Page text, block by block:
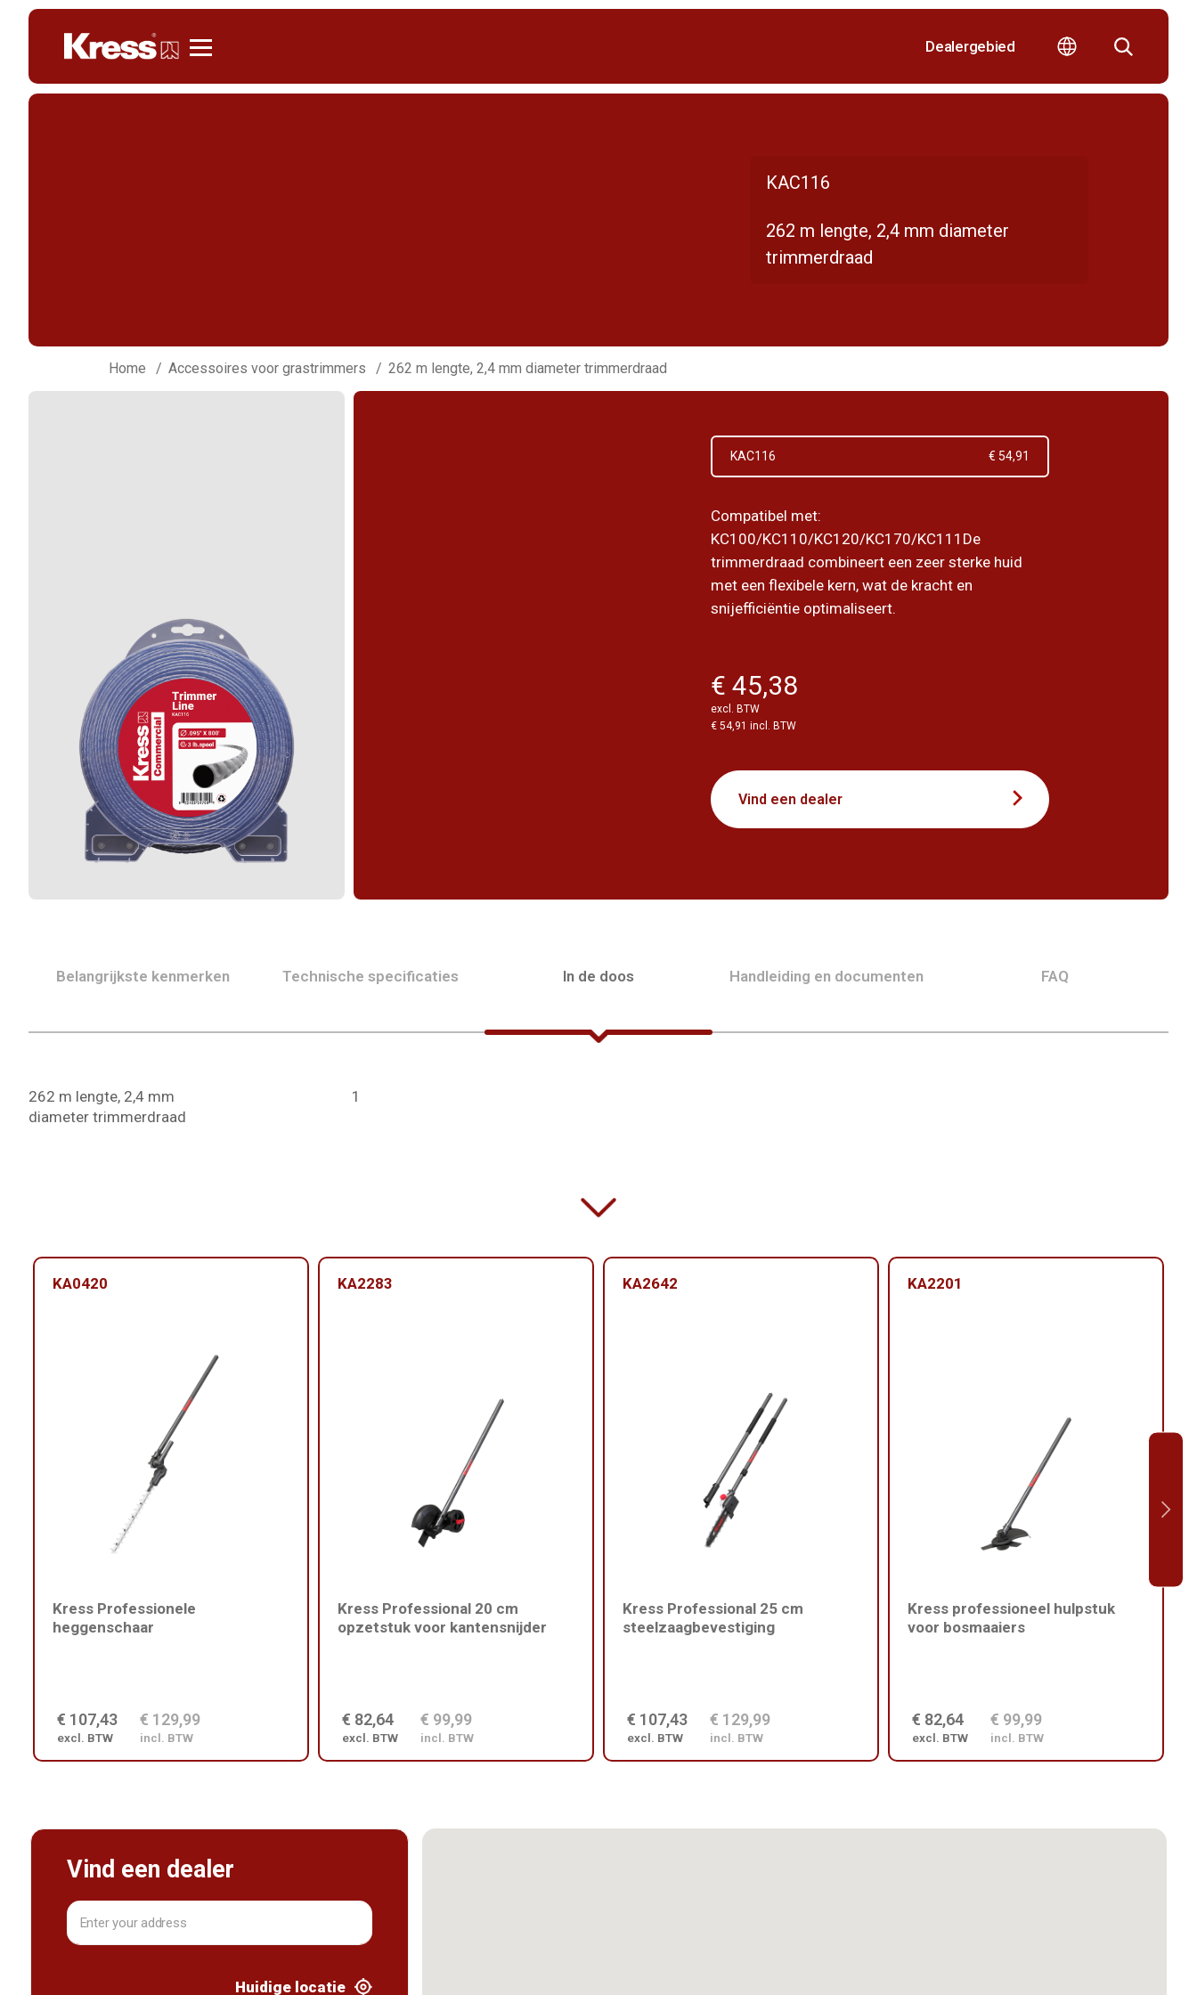
Dealergebied
KAC116
262 m lengte, 2,4 mm diameter
trimmerdraad
Home Accessoires voor grastrimmers 262 m lengte, 2,4 mm diameter trimmerdraad
KAC116 € 54,91
Compatibel met:
KC100/KC110/KC120/KC170/KC111De
trimmerdraad combineert een zeer sterke huid
met een flexibele kern, wat de kracht en
snijefficiëntie optimaliseert.
€ 45,38
excl. BTW
€ 54,91 incl. BTW
Vind een dealer
Belangrijkste kenmerken Technische specificaties In de doos Handleiding en documenten FAQ
262 m lengte, 2,4 mm
diameter trimmerdraad
1
KA0420
Kress Professionele
heggenschaar
€ 107,43
excl. BTW
€ 129,99
incl. BTW
KA2283
Kress Professional 20 cm
opzetstuk voor kantensnijder
€ 82,64
excl. BTW
€ 99,99
incl. BTW
KA2642
Kress Professional 25 cm
steelzaagbevestiging
€ 107,43
excl. BTW
€ 129,99
incl. BTW
KA2201
Kress professioneel hulpstuk
voor bosmaaiers
€ 82,64
excl. BTW
€ 99,99
incl. BTW
Vind een dealer
Huidige locatie